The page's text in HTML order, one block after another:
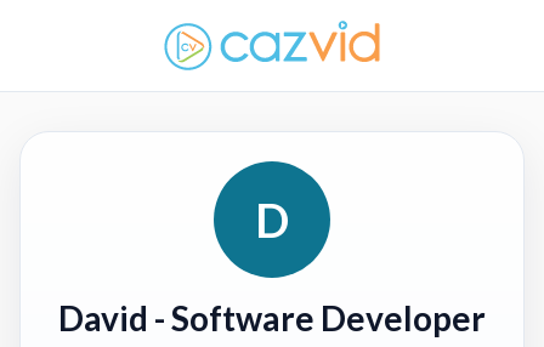
D
David - Software Developer